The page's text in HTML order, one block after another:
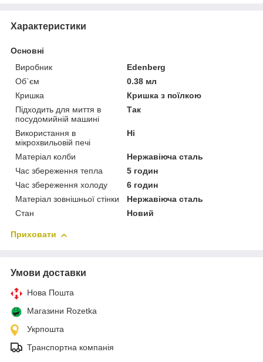
Характеристики
Основні
Виробник
Edenberg
Об`єм
0.38 мл
Кришка
Кришка з поїлкою
Підходить для миття в
посудомийній машині
Так
Використання в
мікрохвильовій печі
Ні
Матеріал колби
Нержавіюча сталь
Час збереження тепла
5 годин
Час збереження холоду
6 годин
Матеріал зовнішньої стінки
Нержавіюча сталь
Стан
Новий
Приховати
Умови доставки
Нова Пошта
Магазини Rozetka
Укрпошта
Транспортна компанія